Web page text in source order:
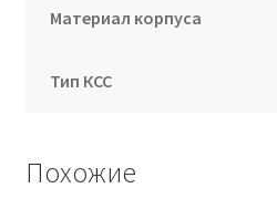
Материал корпуса
Тип КСС
Похожие